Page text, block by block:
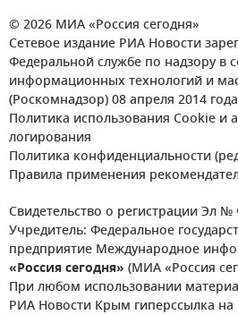
© 2026 МИА «Россия сегодня»
Сетевое издание РИА Новости
Федеральной службе по надзору в
информационных технологий и
(Роскомнадзор) 08 апреля 2014
Политика использования Cookie и
логирования
Политика конфиденциальности
Правила применения
Свидетельство о регистрации Эл №
Учредитель: Федеральное
предприятие Международное
«Россия сегодня» (МИА «Россия
При любом использовании
РИА Новости Крым гиперссылка